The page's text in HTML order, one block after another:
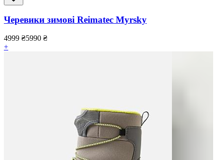
Черевики зимові Reimatec Myrsky
4999 ₴5990 ₴
+